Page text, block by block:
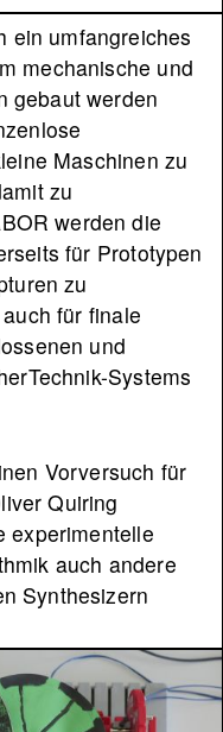
ein umfangreiches
mechanische und
gebaut werden
Maschinen zu
zu
werden die
für Prototypen
zu
für finale
und
Systems
Vorversuch für
Quiring
experimentelle
auch andere
Synthesizern